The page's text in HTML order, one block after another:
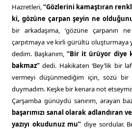
Hazretleri,“Gözlerini kamaştıran
ki, gözüne çarpan şeyin ne
bir arkadaşıma, ‘gözüne çarpanın
çarpıtmaya ve kirli gürültü oluşturmaya
dedim. Başkanım,“Bir it ürüyor diye
bakmaz” dedi. Hakikaten ‘Bey’lik bir
vermeyi düşünmediğim için, sözü
duymadım. Keşke bir kenara not
Çarşamba günüydü sanırım, arayan
başarımızı sanal olarak adlandıran
yazıyı okudunuz mu” diye sordular.